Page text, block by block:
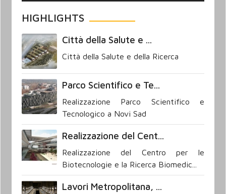
HIGHLIGHTS
Città della Salute e ...
Città della Salute e della Ricerca
Parco Scientifico e Te...
Realizzazione Parco Scientifico e
Tecnologico a Novi Sad
Realizzazione del Cent...
Realizzazione del Centro per le
Biotecnologie e la Ricerca Biomedic...
Lavori Metropolitana, ...